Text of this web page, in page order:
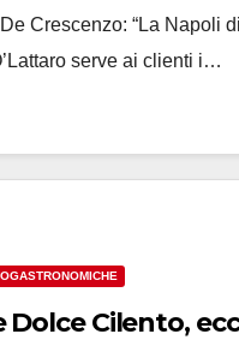
Crescenzo: “La Napoli
serve ai clienti i…
Dolce Cilento,